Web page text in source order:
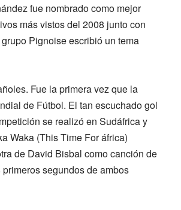
fue nombrado como mejor
más vistos del 2008 junto con
Pignoise escribió un tema
Fue la primera vez que la
de Fútbol. El tan escuchado gol
se realizó en Sudáfrica y
Waka (This Time For áfrica)
de David Bisbal como canción de
segundos de ambos